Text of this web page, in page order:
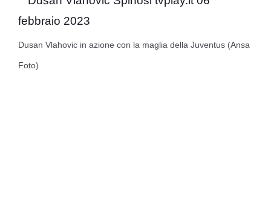
Dusan Vlahovic in azione con la maglia della Juventus (Ansa
Foto)